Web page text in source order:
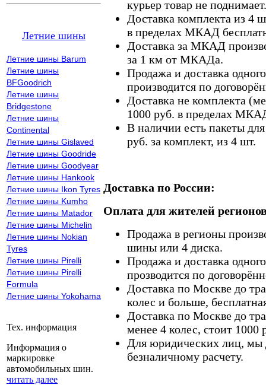
Летние шины
Летние шины Barum
Летние шины
BFGoodrich
Летние шины
Bridgestone
Летние шины
Continental
Летние шины Gislaved
Летние шины Goodride
Летние шины Goodyear
Летние шины Hankook
Летние шины Ikon Tyres
Летние шины Kumho
Летние шины Matador
Летние шины Michelin
Летние шины Nokian
Tyres
Летние шины Pirelli
Летние шины Pirelli
Formula
Летние шины Yokohama
Тех. информация
Информация о
маркировке
автомобильных шин.
читать далее
курьер товар не поднимает.
Доставка комплекта из 4
в пределах МКАД
Доставка за МКАД
за 1 км от МКАДа.
Продажа и доставка
производится по
Доставка не комплекта
1000 руб. в пределах
В наличии есть пакеты
руб. за комплект, из 4 шт.
Доставка по России:
Оплата для жителей
Продажа в регионы
шины или 4 диска.
Продажа и доставка
прозводится по
Доставка по Москве до
колес и больше,
Доставка по Москве до
менее 4 колес, стоит 1000
Для юридических лиц, мы
безналичному расчету.